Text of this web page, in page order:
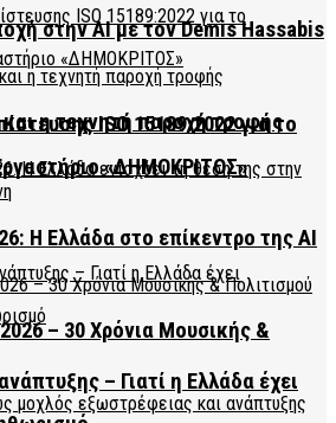
ISO 15189:2022 για το
«ΔΗΜΟΚΡΙΤΟΣ»
– Γιατί η Ελλάδα έχει
στην AI με τον Demis Hassabis
η τεχνητή παροχή τροφής
Η Ελλάδα στο επίκεντρο της AI
– 30 Χρόνια Μουσικής &